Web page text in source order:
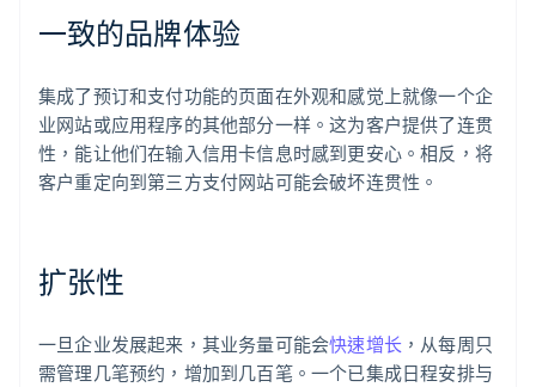
一致的品牌体验
集成了预订和支付功能的页面在外观和感觉上就像一个企
业网站或应用程序的其他部分一样。这为客户提供了连贯
性，能让他们在输入信用卡信息时感到更安心。相反，将
客户重定向到第三方支付网站可能会破坏连贯性。
扩张性
一旦企业发展起来，其业务量可能会快速增长 ，从每周只
需管理几笔预约，增加到几百笔。一个已集成日程安排与